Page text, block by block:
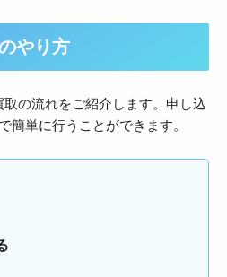
やり方
の流れをご紹介します。申し込
簡単に行うことができます。